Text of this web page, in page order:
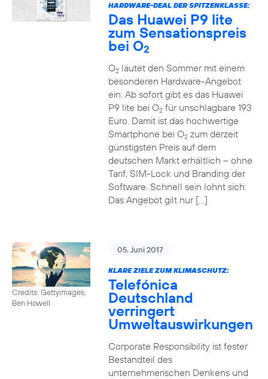
HARDWARE-DEAL DER SPITZENKLASSE:
Das Huawei P9 lite
zum Sensationspreis
bei O2
O2läutet den Sommer mit einem
besonderen Hardware-Angebot
ein: Ab sofort gibt es das Huawei
P9 lite bei O2für unschlagbare 193
Euro. Damit ist das hochwertige
Smartphone bei O2zum derzeit
günstigsten Preis auf dem
deutschen Markt erhältlich – ohne
Tarif, SIM-Lock und Branding der
Software. Schnell sein lohnt sich:
Das Angebot gilt nur […]
Credits: Gettyimages,
Ben Howell
05. Juni 2017
KLARE ZIELE ZUM KLIMASCHUTZ:
Telefónica
Deutschland
verringert
Umweltauswirkungen
Corporate Responsibility ist fester
Bestandteil des
unternehmerischen Denkens und